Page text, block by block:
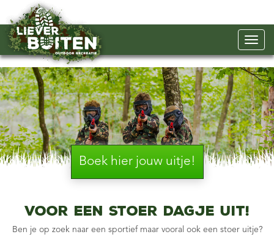
Boek hier jouw uitje!
Voor een stoer dagje uit!
Ben je op zoek naar een sportief maar vooral ook een stoer uitje?